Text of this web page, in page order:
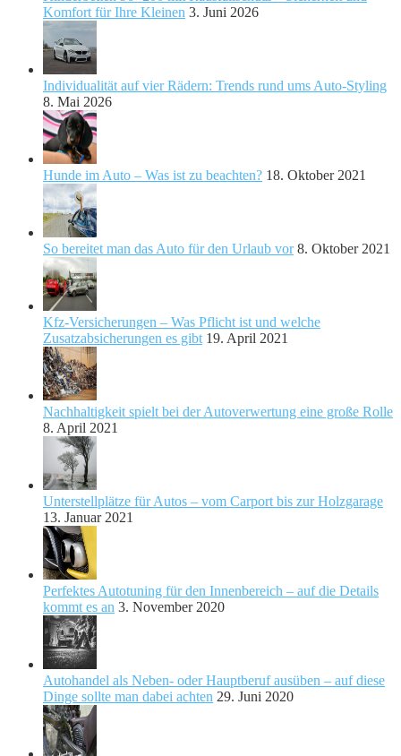
Komfort für Ihre Kleinen 3. Juni 2026
Individualität auf vier Rädern: Trends rund ums Auto-Styling
8. Mai 2026
Hunde im Auto – Was ist zu beachten? 18. Oktober 2021
So bereitet man das Auto für den Urlaub vor 8. Oktober 2021
Kfz-Versicherungen – Was Pflicht ist und welche
Zusatzabsicherungen es gibt 19. April 2021
Nachhaltigkeit spielt bei der Autoverwertung eine große Rolle
8. April 2021
Unterstellplätze für Autos – vom Carport bis zur Holzgarage
13. Januar 2021
Perfektes Autotuning für den Innenbereich – auf die Details
kommt es an 3. November 2020
Autohandel als Neben- oder Hauptberuf ausüben – auf diese
Dinge sollte man dabei achten 29. Juni 2020